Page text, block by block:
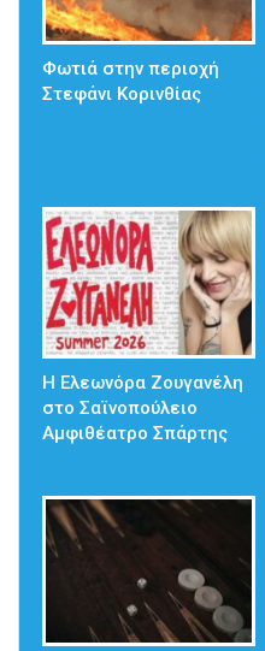
Φωτιά στην περιοχή
Στεφάνι Κορινθίας
Η Ελεωνόρα Ζουγανέλη
στο Σαϊνοπούλειο
Αμφιθέατρο Σπάρτης